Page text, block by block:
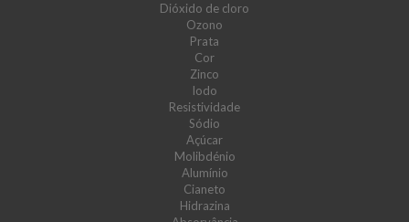
Dióxido de cloro
Ozono
Prata
Cor
Zinco
Iodo
Resistividade
Sódio
Açúcar
Molibdénio
Alumínio
Cianeto
Hidrazina